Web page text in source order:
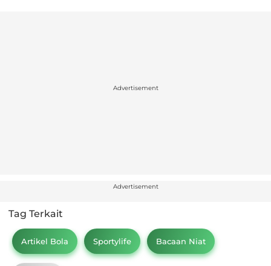
Advertisement
Advertisement
Tag Terkait
Artikel Bola Sportylife Bacaan Niat